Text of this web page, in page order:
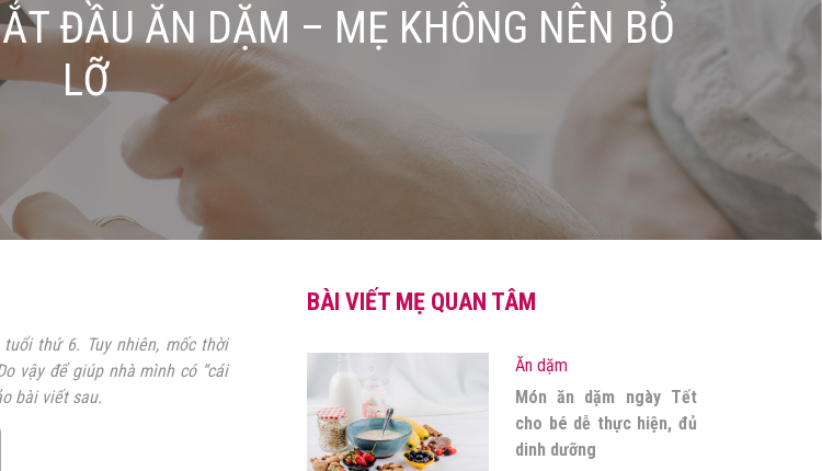
ĐẦU ĂN DẶM – MẸ KHÔNG NÊN BỎ
LỠ
thứ 6. Tuy nhiên, mốc thời
vậy để giúp nhà mình có “cái
bài viết sau.
BÀI VIẾT MẸ QUAN TÂM
Ăn dặm
Món ăn dặm ngày Tết
cho bé dễ thực hiện, đủ
dinh dưỡng